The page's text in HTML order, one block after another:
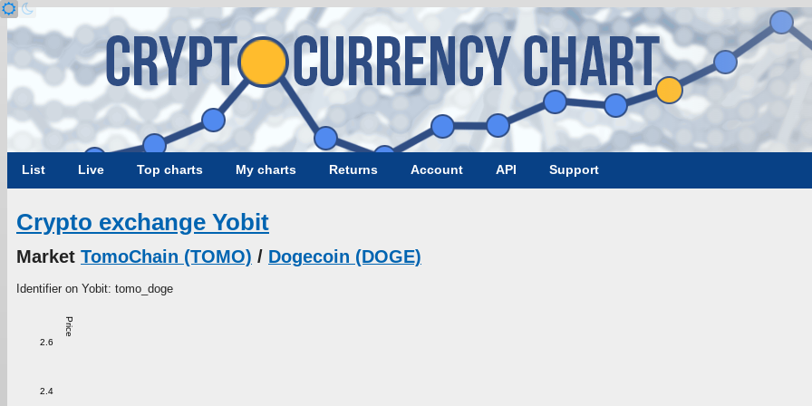
List Live Top charts My charts Returns Account API Support
Crypto exchange Yobit
Market TomoChain (TOMO) / Dogecoin (DOGE)
Identifier on Yobit: tomo_doge
Price
2.4
2.6